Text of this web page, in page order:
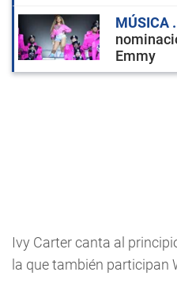
MÚSICA
Emmy
Ivy Carter canta al
la que también participan